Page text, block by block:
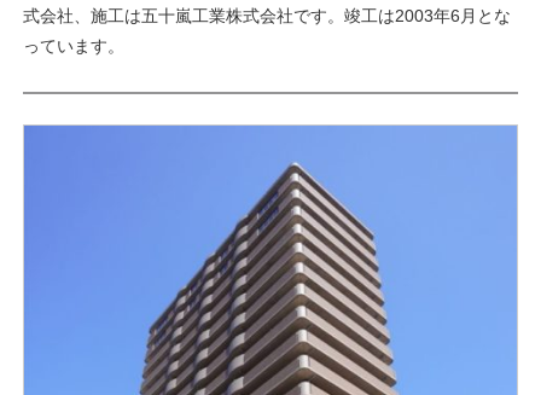
式会社、施工は五十嵐工業株式会社です。竣工は2003年6月とな
っています。